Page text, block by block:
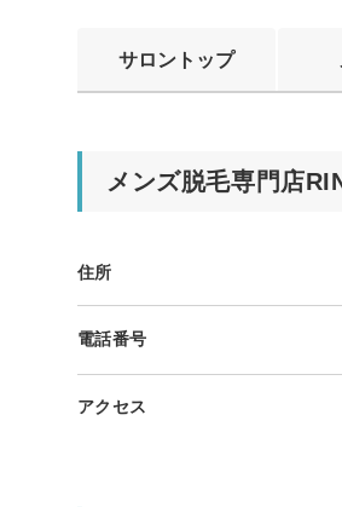
サロントップ
メンズ脱毛専門店
住所
電話番号
アクセス